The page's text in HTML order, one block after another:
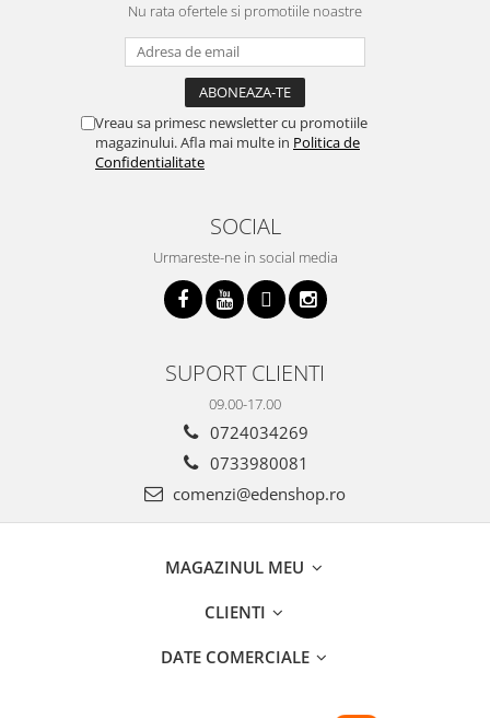
Nu rata ofertele si promotiile noastre
Vreau sa primesc newsletter cu promotiile
magazinului. Afla mai multe in Politica de
Confidentialitate
SOCIAL
Urmareste-ne in social media
SUPORT CLIENTI
09.00-17.00
0724034269
0733980081
comenzi@edenshop.ro
MAGAZINUL MEU
CLIENTI
DATE COMERCIALE